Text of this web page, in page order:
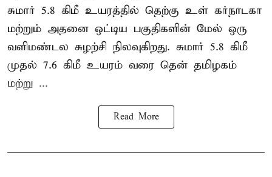
சுமார் 5.8 கிமீ உயரத்தில் தெற்கு உள் கர்நாடகா
மற்றும் அதனை ஒட்டிய பகுதிகளின் மேல் ஒரு
வளிமண்டல சுழற்சி நிலவுகிறது. சுமார் 5.8 கிமீ
முதல் 7.6 கிமீ உயரம் வரை தென் தமிழகம்
மற்று ...
Read More